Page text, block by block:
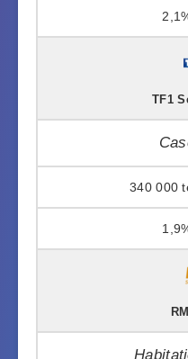
TF1
340 000